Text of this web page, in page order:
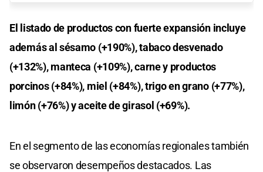
El listado de productos con fuerte expansión incluye
además al sésamo (+190%), tabaco desvenado
(+132%), manteca (+109%), carne y productos
porcinos (+84%), miel (+84%), trigo en grano (+77%),
limón (+76%) y aceite de girasol (+69%).
En el segmento de las economías regionales también
se observaron desempeños destacados. Las